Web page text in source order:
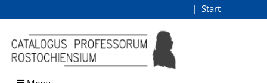
Browsen
direkt zum Inhalt
Start